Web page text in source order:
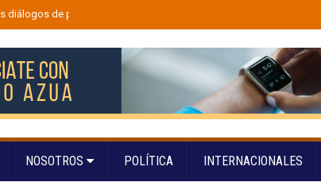
diálogos de paz y anuncia el regreso de las fumigaciones
NOSOTROS POLÍTICA INTERNACIONALES